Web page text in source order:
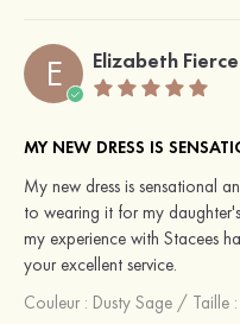
E Elizabeth Fierce
MY NEW DRESS IS
My new dress is sensational
to wearing it for my
my experience with Stacees
your excellent service.
Couleur : Dusty Sage / Taille